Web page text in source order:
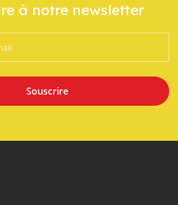
à notre newsletter
Souscrire